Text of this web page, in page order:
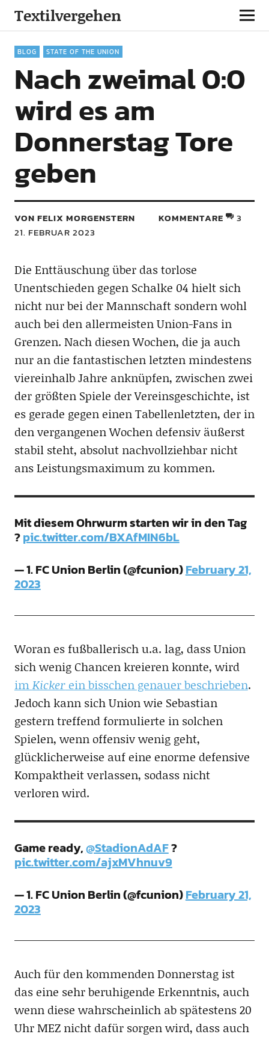
Textilvergehen
BLOG STATE OF THE UNION
Nach zweimal 0:0
wird es am
Donnerstag Tore
geben
VON FELIX MORGENSTERN
21. FEBRUAR 2023
KOMMENTARE 3
Die Enttäuschung über das torlose
Unentschieden gegen Schalke 04 hielt sich
nicht nur bei der Mannschaft sondern wohl
auch bei den allermeisten Union-Fans in
Grenzen. Nach diesen Wochen, die ja auch
nur an die fantastischen letzten mindestens
viereinhalb Jahre anknüpfen, zwischen zwei
der größten Spiele der Vereinsgeschichte, ist
es gerade gegen einen Tabellenletzten, der in
den vergangenen Wochen defensiv äußerst
stabil steht, absolut nachvollziehbar nicht
ans Leistungsmaximum zu kommen.
Mit diesem Ohrwurm starten wir in den Tag
?pic.twitter.com/BXAfMIN6bL
— 1. FC Union Berlin (@fcunion)February 21,
2023
Woran es fußballerisch u.a. lag, dass Union
sich wenig Chancen kreieren konnte, wird
imKickerein bisschen genauer beschrieben.
Jedoch kann sich Union wie Sebastian
gestern treffend formulierte in solchen
Spielen, wenn offensiv wenig geht,
glücklicherweise auf eine enorme defensive
Kompaktheit verlassen, sodass nicht
verloren wird.
Game ready,@StadionAdAF?
pic.twitter.com/ajxMVhnuv9
— 1. FC Union Berlin (@fcunion)February 21,
2023
Auch für den kommenden Donnerstag ist
das eine sehr beruhigende Erkenntnis, auch
wenn diese wahrscheinlich ab spätestens 20
Uhr MEZ nicht dafür sorgen wird, dass auch